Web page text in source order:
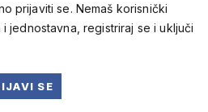
prijaviti se. Nemaš korisnički
jednostavna, registriraj se i uključi
SE